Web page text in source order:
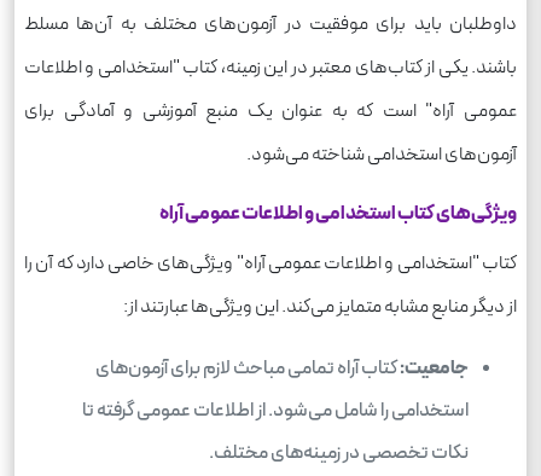
داوطلبان باید برای موفقیت در آزمون‌های مختلف به آن‌ها مسلط
باشند. یکی از کتاب‌های معتبر در این زمینه، کتاب "استخدامی و اطلاعات
عمومی آراه" است که به عنوان یک منبع آموزشی و آمادگی برای
آزمون‌های استخدامی شناخته می‌شود.
ویژگی‌های کتاب استخدامی و اطلاعات عمومی آراه
کتاب "استخدامی و اطلاعات عمومی آراه" ویژگی‌های خاصی دارد که آن را
از دیگر منابع مشابه متمایز می‌کند. این ویژگی‌ها عبارتند از:
جامعیت:کتاب آراه تمامی مباحث لازم برای آزمون‌های
استخدامی را شامل می‌شود. از اطلاعات عمومی گرفته تا
نکات تخصصی در زمینه‌های مختلف.